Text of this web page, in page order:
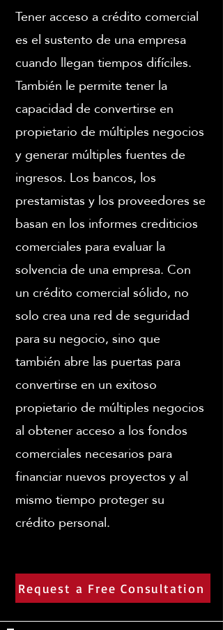
Request a Free Consultation
Tener acceso a crédito comercial
es el sustento de una empresa
cuando llegan tiempos difíciles.
También le permite tener la
capacidad de convertirse en
propietario de múltiples negocios
y generar múltiples fuentes de
ingresos. Los bancos, los
prestamistas y los proveedores se
basan en los informes crediticios
comerciales para evaluar la
solvencia de una empresa. Con
un crédito comercial sólido, no
solo crea una red de seguridad
para su negocio, sino que
también abre las puertas para
convertirse en un exitoso
propietario de múltiples negocios
al obtener acceso a los fondos
comerciales necesarios para
financiar nuevos proyectos y al
mismo tiempo proteger su
crédito personal.
Request a Free Consultation